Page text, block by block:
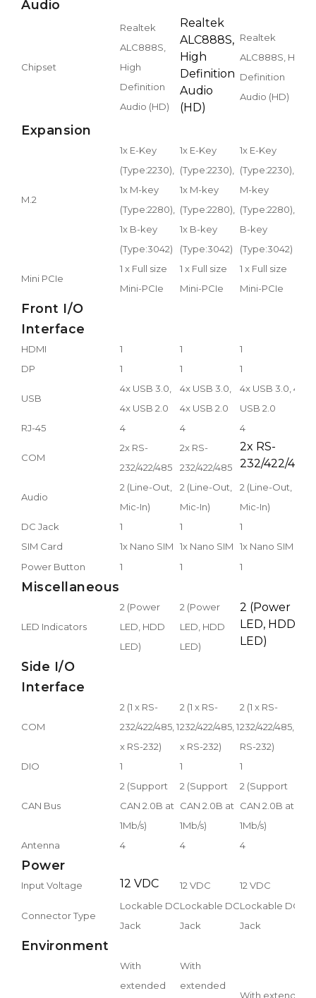
Audio
Chipset
Realtek
ALC888S,
High
Definition
Audio (HD)
Realtek
ALC888S,
High
Definition
Audio
(HD)
Realtek
ALC888S, High
Definition
Audio (HD)
Expansion
M.2
1x E-Key
(Type:2230),
1x M-key
(Type:2280),
1x B-key
(Type:3042)
1x E-Key
(Type:2230),
1x M-key
(Type:2280),
1x B-key
(Type:3042)
1x E-Key
(Type:2230), 1x
M-key
(Type:2280), 1x
B-key
(Type:3042)
Mini PCIe
1 x Full size
Mini-PCIe
1 x Full size
Mini-PCIe
1 x Full size
Mini-PCIe
Front I/O
Interface
HDMI 1 1 1
DP
1 1 1
USB
4x USB 3.0,
4x USB 2.0
4x USB 3.0,
4x USB 2.0
4x USB 3.0, 4x
USB 2.0
RJ-45
4 4 4
COM
2x RS-
232/422/485
2x RS-
232/422/485
2x RS-
232/422/485
Audio
2 (Line-Out,
Mic-In)
2 (Line-Out,
Mic-In)
2 (Line-Out,
Mic-In)
DC Jack 1 1 1
SIM Card
1x Nano SIM 1x Nano SIM 1x Nano SIM
Power Button 1 1 1
Miscellaneous
LED Indicators
2 (Power
LED, HDD
LED)
2 (Power
LED, HDD
LED)
2 (Power
LED, HDD
LED)
Side I/O
Interface
COM
2 (1 x RS-
232/422/485, 1
x RS-232)
2 (1 x RS-
232/422/485, 1
x RS-232)
2 (1 x RS-
232/422/485, 1 x
RS-232)
DIO 1 1 1
CAN Bus
2 (Support
CAN 2.0B at
1Mb/s)
2 (Support
CAN 2.0B at
1Mb/s)
2 (Support
CAN 2.0B at
1Mb/s)
Antenna 4 4 4
Power
Input Voltage 12 VDC 12 VDC 12 VDC
Connector Type
Lockable DC
Jack
Lockable DC
Jack
Lockable DC
Jack
Environment
With
extended
With
extended
With extended